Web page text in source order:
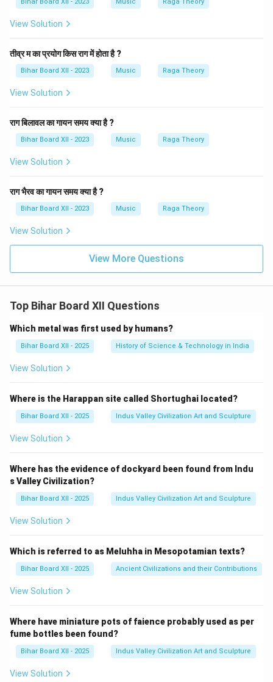
View Solution
तीव्र म का प्रयोग किस राग में होता है ?
Bihar Board XII - 2023 Music Raga Theory
View Solution
राग बिलावल का गायन समय क्या है ?
Bihar Board XII - 2023 Music Raga Theory
View Solution
राग भैरव का गायन समय क्या है ?
Bihar Board XII - 2023 Music Raga Theory
View Solution
View More Questions
Top Bihar Board XII Questions
Which metal was first used by humans?
Bihar Board XII - 2025 History of Science & Technology in India
View Solution
Where is the Harappan site called Shortughai located?
Bihar Board XII - 2025 Indus Valley Civilization Art and Sculpture
View Solution
Where has the evidence of dockyard been found from Indu
s Valley Civilization?
Bihar Board XII - 2025 Indus Valley Civilization Art and Sculpture
View Solution
Which is referred to as Meluhha in Mesopotamian texts?
Bihar Board XII - 2025 Ancient Civilizations and their Contributions
View Solution
Where have miniature pots of faience probably used as per
fume bottles been found?
Bihar Board XII - 2025 Indus Valley Civilization Art and Sculpture
View Solution